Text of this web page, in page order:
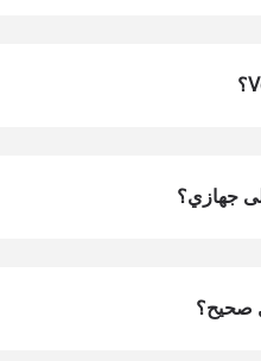
صحيح؟
to request an eSIM
تسجيل الدخول